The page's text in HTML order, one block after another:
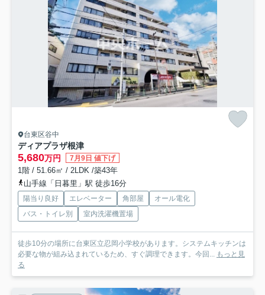
台東区谷中
ディアプラザ根津
5,680万円 7月9日 値下げ
1階 / 51.66㎡ / 2LDK /築43年
山手線「日暮里」駅 徒歩16分
陽当り良好 エレベーター 角部屋
オール電化
バス・トイレ別
室内洗濯機置場
徒歩10分の場所に台東区立忍岡小学校があります。システムキッチンは
必要な物が組み込まれているため、すぐ調理できます。今回...
もっと見
る